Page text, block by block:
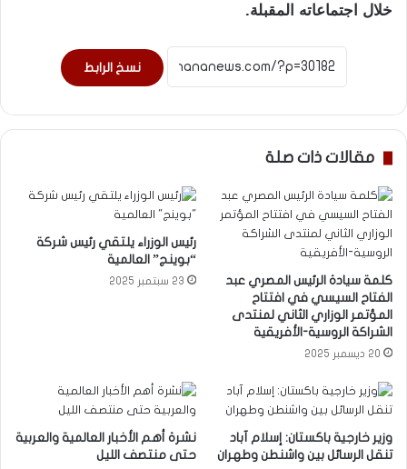
خلال اجتماعاته المقبلة.
نسخ الرابط
مقالات ذات صلة
كلمة سيادة الرئيس المصري عبد
الفتاح السيسي في افتتاح
المؤتمر الوزاري الثاني لمنتدى
الشراكة الروسية-الأفريقية
20 ديسمبر 2025
رئيس الوزراء يلتقي رئيس شركة
“بوينج” العالمية
23 سبتمبر 2025
وزير خارجية باكستان: إسلام آباد
تنقل الرسائل بين واشنطن وطهران
نشرة أهم الأخبار العالمية والعربية
حتى منتصف الليل